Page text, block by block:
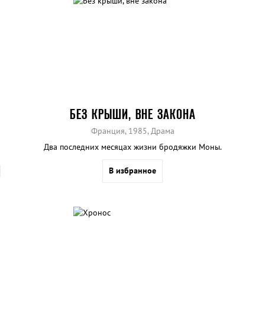
БЕЗ КРЫШИ, ВНЕ ЗАКОНА
Франция, 1985, Драма
Два последних месяцах жизни бродяжки Моны.
В избранное